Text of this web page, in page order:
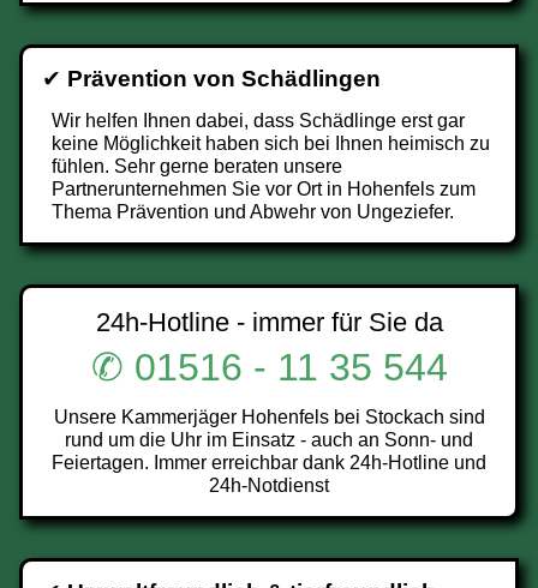
✔ Prävention von Schädlingen
Wir helfen Ihnen dabei, dass Schädlinge erst gar
keine Möglichkeit haben sich bei Ihnen heimisch zu
fühlen. Sehr gerne beraten unsere
Partnerunternehmen Sie vor Ort in Hohenfels zum
Thema Prävention und Abwehr von Ungeziefer.
24h-Hotline - immer für Sie da
✆ 01516 - 11 35 544
Unsere Kammerjäger Hohenfels bei Stockach sind
rund um die Uhr im Einsatz - auch an Sonn- und
Feiertagen. Immer erreichbar dank 24h-Hotline und
24h-Notdienst